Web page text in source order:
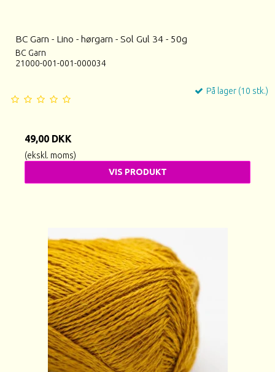
BC Garn - Lino - hørgarn - Sol Gul 34 - 50g
BC Garn
21000-001-001-000034
På lager (10 stk.)
49,00 DKK
(ekskl. moms)
VIS PRODUKT